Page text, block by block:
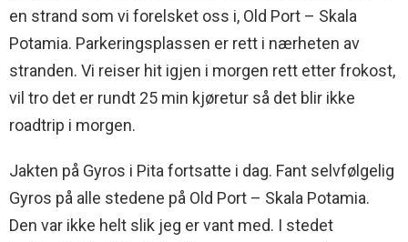
en strand som vi forelsket oss i, Old Port – Skala
Potamia. Parkeringsplassen er rett i nærheten av
stranden. Vi reiser hit igjen i morgen rett etter frokost,
vil tro det er rundt 25 min kjøretur så det blir ikke
roadtrip i morgen.
Jakten på Gyros i Pita fortsatte i dag. Fant selvfølgelig
Gyros på alle stedene på Old Port – Skala Potamia.
Den var ikke helt slik jeg er vant med. I stedet